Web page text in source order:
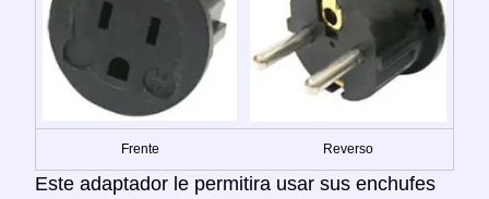
Frente Reverso
Este adaptador le permitira usar sus enchufes